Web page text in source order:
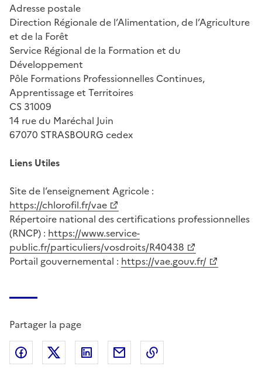
Adresse postale
Direction Régionale de l’Alimentation, de l’Agriculture
et de la Forêt
Service Régional de la Formation et du
Développement
Pôle Formations Professionnelles Continues,
Apprentissage et Territoires
CS 31009
14 rue du Maréchal Juin
67070 STRASBOURG cedex
Liens Utiles
Site de l’enseignement Agricole :
https://chlorofil.fr/vae
Répertoire national des certifications professionnelles
(RNCP) : https://www.service-
public.fr/particuliers/vosdroits/R40438
Portail gouvernemental : https://vae.gouv.fr/
Partager la page
Partager sur Facebook
Partager sur X (anciennement Twitter)
Partager sur LinkedIn
Partager par email